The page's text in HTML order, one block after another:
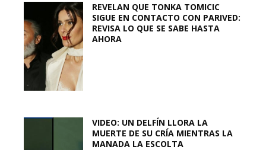
REVELAN QUE TONKA TOMICIC
SIGUE EN CONTACTO CON PARIVED:
REVISA LO QUE SE SABE HASTA
AHORA
VIDEO: UN DELFÍN LLORA LA
MUERTE DE SU CRÍA MIENTRAS LA
MANADA LA ESCOLTA